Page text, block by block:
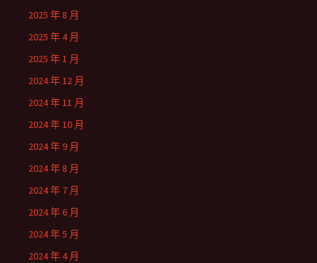
2025 年 8 月
2025 年 4 月
2025 年 1 月
2024 年 12 月
2024 年 11 月
2024 年 10 月
2024 年 9 月
2024 年 8 月
2024 年 7 月
2024 年 6 月
2024 年 5 月
2024 年 4 月